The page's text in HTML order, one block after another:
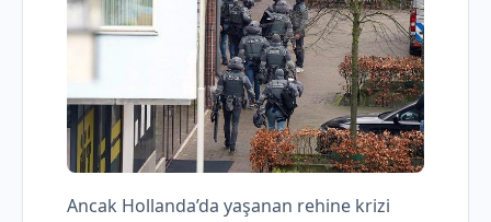
Ancak Hollanda’da yaşanan rehine krizi